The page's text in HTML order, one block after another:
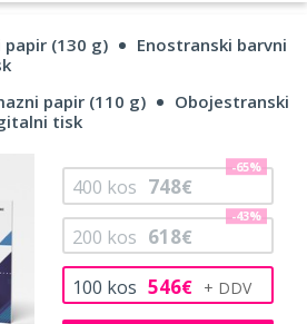
(130 g)
Enostranski barvni
papir (110 g)
Obojestranski
tisk
100 kos 546€
200 kos 618€
-43%
400 kos 748€
-65%